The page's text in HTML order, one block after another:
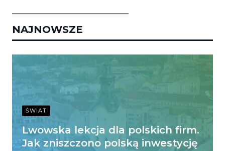
NAJNOWSZE
ŚWIAT
Lwowska lekcja dla polskich firm.
Jak zniszczono polską inwestycję